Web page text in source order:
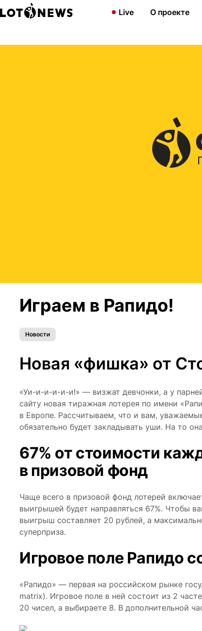
Live О проекте
Играем в Рапидо!
Новости
Новая «фишка» от
«Уи-и-и-и-и-и!» — визжат девчонки, а у
сайту новая тиражная лотерея по имени
в Европе. Рассчитываем, что и вам,
обязательно будет закладывать уши. На то
67% от стоимости
в призовой фонд
Чаще всего в призовой фонд лотерей
выигрышей будет направляться 67%. Чтобы
выигрыш составляет 20 рублей, а
суперприза.
Игровое поле Рапидо
«Рапидо» — первая на российском рынке
matrix). Игровое поле в ней состоит из 2
20 чисел, а выбираете 8. В дополнительной